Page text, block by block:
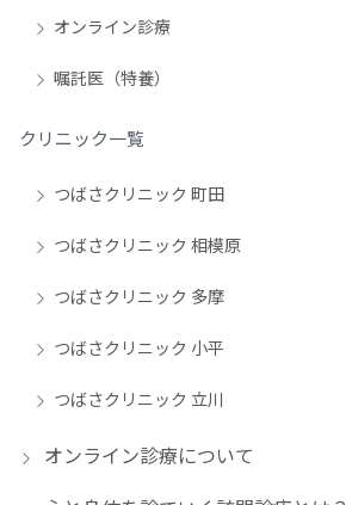
オンライン診療
嘱託医（特養）
クリニック一覧
つばさクリニック 町田
つばさクリニック 相模原
つばさクリニック 多摩
つばさクリニック 小平
つばさクリニック 立川
オンライン診療について